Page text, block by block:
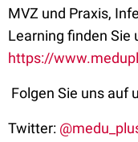
MVZ und Praxis,
Learning finden Sie
https://
Folgen Sie uns auf
Twitter: